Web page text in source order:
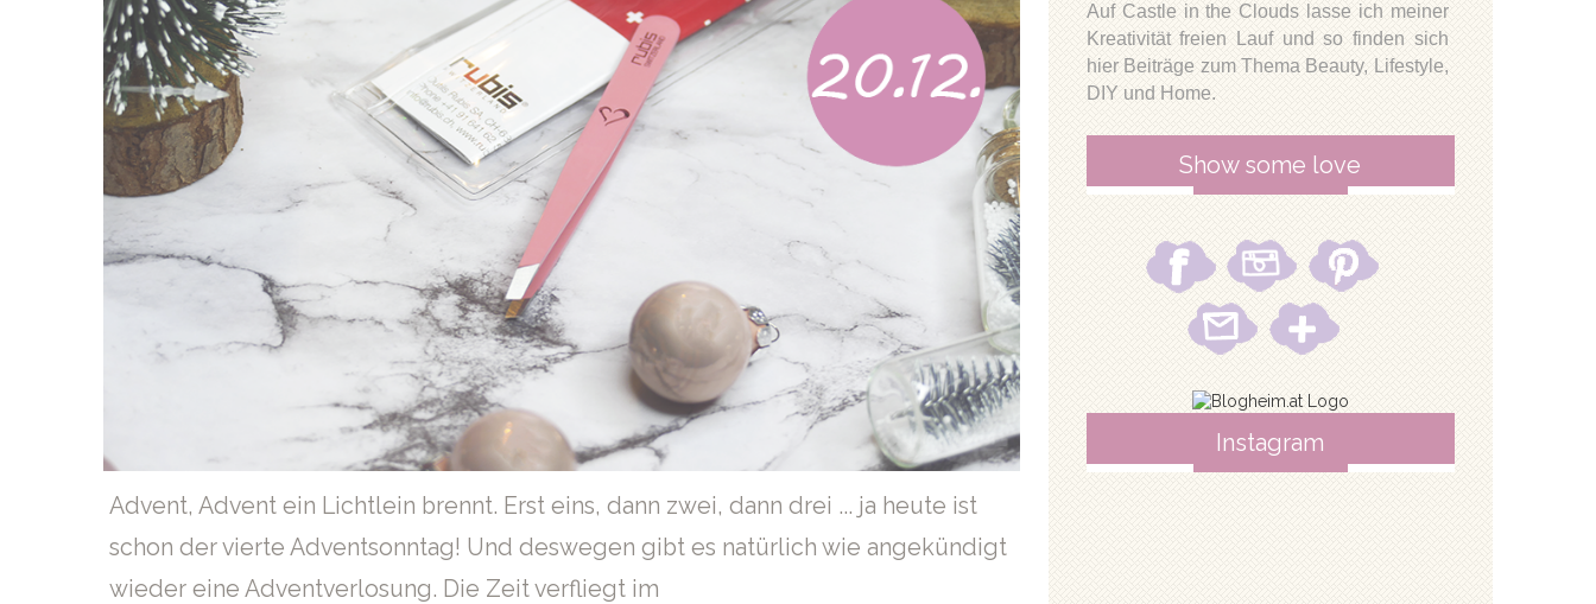
Advent, Advent ein Lichtlein brennt. Erst eins, dann zwei, dann drei ... ja heute ist
schon der vierte Adventsonntag! Und deswegen gibt es natürlich wie angekündigt
wieder eine Adventverlosung. Die Zeit verfliegt im
Auf Castle in the Clouds lasse ich meiner
Kreativität freien Lauf und so finden sich
hier Beiträge zum Thema Beauty, Lifestyle,
DIY und Home.
Show some love
Instagram